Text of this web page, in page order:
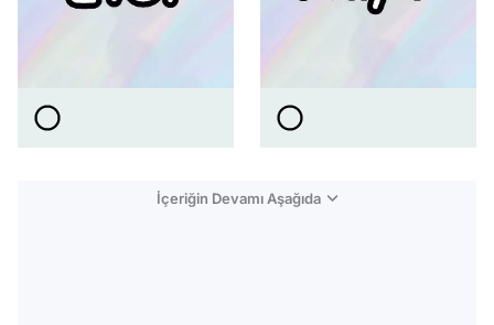
İçeriğin Devamı Aşağıda